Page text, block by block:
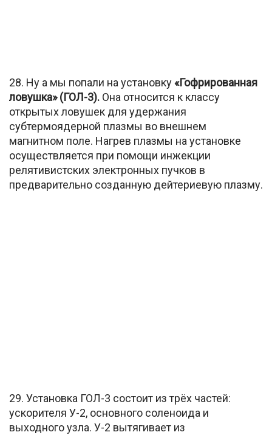
28. Ну а мы попали на установку«Гофрированная
ловушка» (ГОЛ-3). Она относится к классу
открытых ловушек для удержания
субтермоядерной плазмы во внешнем
магнитном поле. Нагрев плазмы на установке
осуществляется при помощи инжекции
релятивистских электронных пучков в
предварительно созданную дейтериевую плазму.
29. Установка ГОЛ-3 состоит из трёх частей:
ускорителя У-2, основного соленоида и
выходного узла. У-2 вытягивает из